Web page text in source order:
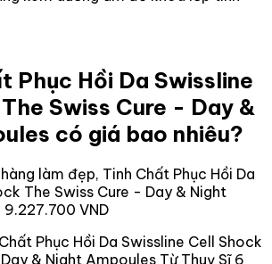
Phục Hồi Da Swissline
Swiss Cure - Day &
có giá bao nhiêu?
làm đẹp, Tinh Chất Phục Hồi Da
The Swiss Cure - Day & Night
VND
Phục Hồi Da Swissline Cell Shock
& Night Ampoules Từ Thuỵ Sĩ 6